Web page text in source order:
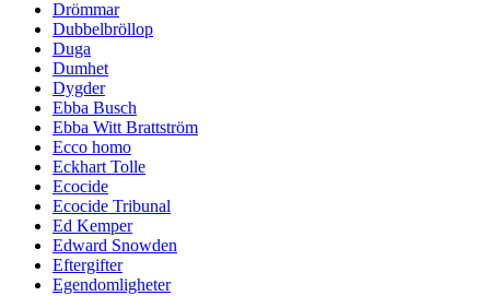
Drömmar
Dubbelbröllop
Duga
Dumhet
Dygder
Ebba Busch
Ebba Witt Brattström
Ecco homo
Eckhart Tolle
Ecocide
Ecocide Tribunal
Ed Kemper
Edward Snowden
Eftergifter
Egendomligheter